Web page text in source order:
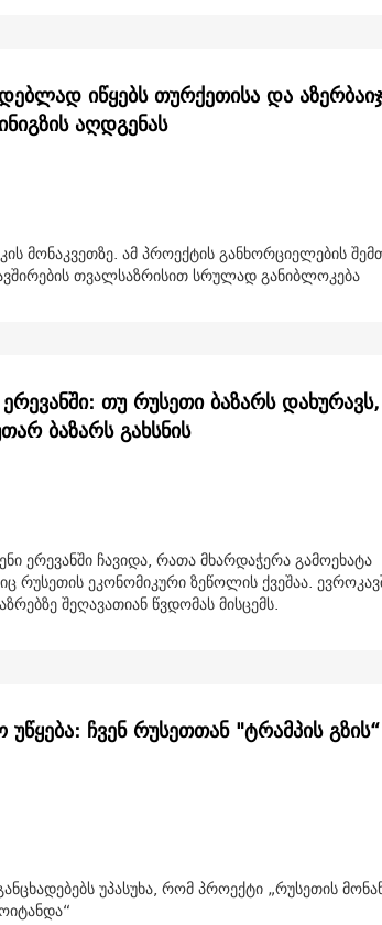
იწყებს თურქეთისა და
აღდგენას
მონაკვეთზე. ამ პროექტის განხორციელების
თვალსაზრისით სრულად განიბლოკება
თუ რუსეთი ბაზარს დახურავს,
ბაზარს გახსნის
ერევანში ჩავიდა, რათა მხარდაჭერა გამოეხატა
რუსეთის ეკონომიკური ზეწოლის ქვეშაა.
შეღავათიან წვდომას მისცემს.
უწყება: ჩვენ რუსეთთან "ტრამპის
უპასუხა, რომ პროექტი „რუსეთის